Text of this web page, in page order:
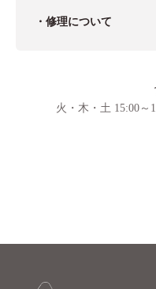
・修理について
火・木・土 15:00～